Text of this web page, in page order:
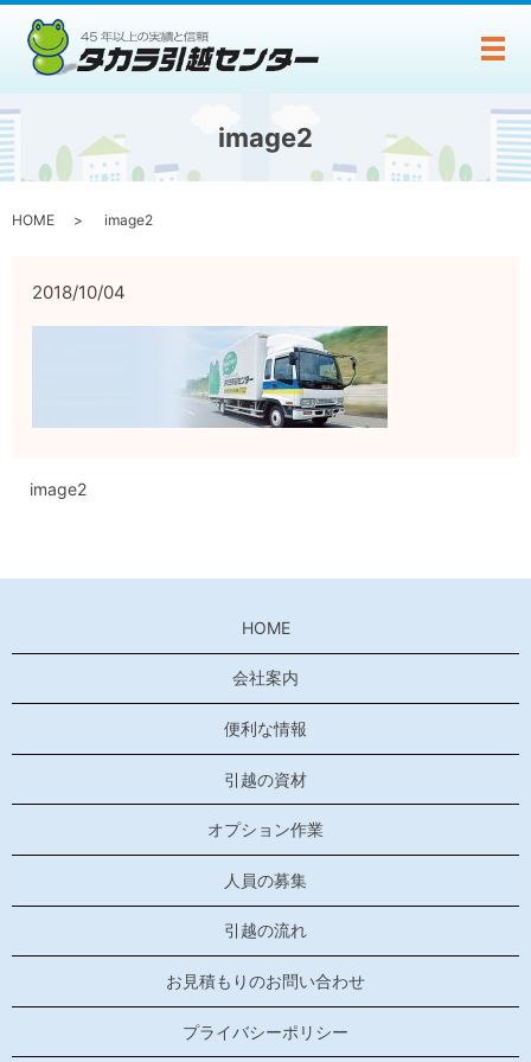
メ
image2
HOME image2
2018/10/04
image2
HOME
会社案内
便利な情報
引越の資材
オプション作業
人員の募集
引越の流れ
お見積もりのお問い合わせ
プライバシーポリシー